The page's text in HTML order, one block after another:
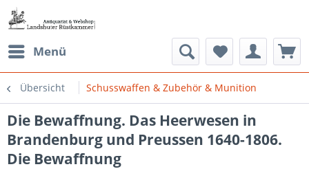
Menü
Übersicht Schusswaffen & Zubehör & Munition
Die Bewaffnung. Das Heerwesen in
Brandenburg und Preussen 1640-1806.
Die Bewaffnung